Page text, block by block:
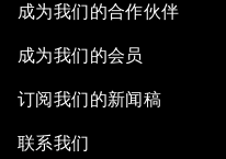
成为我们的合作伙伴
成为我们的会员
订阅我们的新闻稿
联系我们